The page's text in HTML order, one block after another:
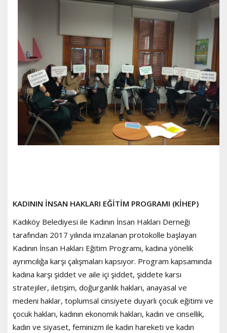
KADININ İNSAN HAKLARI EĞİTİM PROGRAMI (KİHEP)
Kadıköy Belediyesi ile Kadının İnsan Hakları Derneği
tarafından 2017 yılında imzalanan protokolle başlayan
Kadının İnsan Hakları Eğitim Programı, kadına yönelik
ayrımcılığa karşı çalışmaları kapsıyor. Program kapsamında
kadına karşı şiddet ve aile içi şiddet, şiddete karsı
stratejiler, iletişim, doğurganlık hakları, anayasal ve
medeni haklar, toplumsal cinsiyete duyarlı çocuk eğitimi ve
çocuk hakları, kadının ekonomik hakları, kadın ve cinsellik,
kadın ve siyaset, feminizm ile kadın hareketi ve kadın